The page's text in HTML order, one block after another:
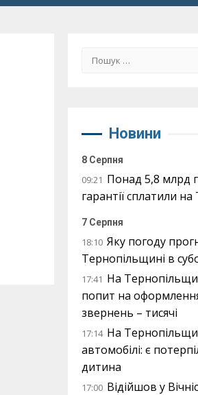
Пошук:
Новини
8 Серпня
09:21 Понад 5,8 млрд
гарантії сплатили
7 Серпня
18:10 Яку погоду
Тернопільщині в
17:41 На
попит на
звернень – тисячі
17:14 На
автомобілі: є
дитина
17:00 Відійшов у